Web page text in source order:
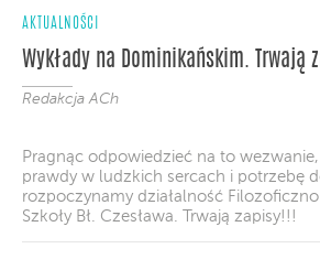
AKTUALNOŚCI
Wykłady na Dominikańskim. Trwają
Redakcja ACh
Pragnąc odpowiedzieć na to
prawdy w ludzkich sercach i potrzebę
rozpoczynamy działalność
Szkoły Bł. Czesława. Trwają zapisy!!!